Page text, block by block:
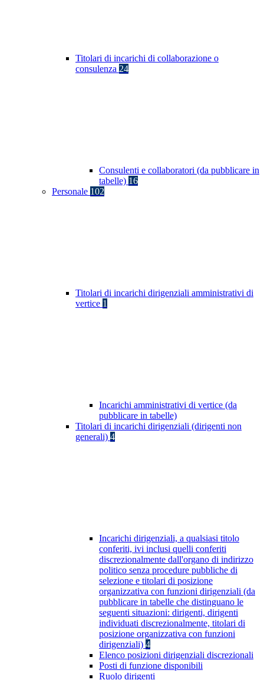
Titolari di incarichi di collaborazione o
consulenza 24
Consulenti e collaboratori (da pubblicare in
tabelle) 16
Personale 102
Titolari di incarichi dirigenziali amministrativi di
vertice 1
Incarichi amministrativi di vertice (da
pubblicare in tabelle)
Titolari di incarichi dirigenziali (dirigenti non
generali) 4
Incarichi dirigenziali, a qualsiasi titolo
conferiti, ivi inclusi quelli conferiti
discrezionalmente dall'organo di indirizzo
politico senza procedure pubbliche di
selezione e titolari di posizione
organizzativa con funzioni dirigenziali (da
pubblicare in tabelle che distinguano le
seguenti situazioni: dirigenti, dirigenti
individuati discrezionalmente, titolari di
posizione organizzativa con funzioni
dirigenziali) 4
Elenco posizioni dirigenziali discrezionali
Posti di funzione disponibili
Ruolo dirigenti